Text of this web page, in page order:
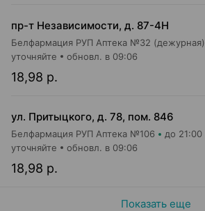
пр-т Независимости, д. 87-4Н
Белфармация РУП Аптека №32 (дежурная)
18,98 р.
уточняйте обновл. в 09:06
ул. Притыцкого, д. 78, пом. 846
Белфармация РУП Аптека №106 до 21:00
18,98 р.
уточняйте обновл. в 09:06
Показать еще